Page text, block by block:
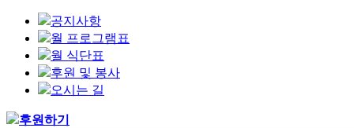
공지사항
월 프로그램표
월 식단표
후원 및 봉사
오시는 길
후원하기